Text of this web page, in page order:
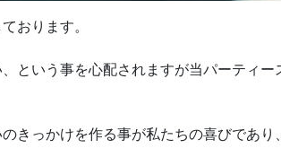
おります。
という事を心配されますが当パーティ
きっかけを作る事が私たちの喜びであ